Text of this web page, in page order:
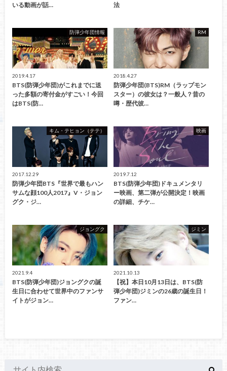
いる動画が話…
法
防弾少年団情報
2019.4.17
BTS(防弾少年団)がこれまでに送
った多額の寄付金がすごい！今回
はBTS(防…
RM
2018.4.27
防弾少年団(BTS)RM（ラップモン
スター）の彼女は？一般人？昔の
噂・歴代彼…
キム・テヒョン（テテ）
2017.12.29
防弾少年団BTS『世界で最もハン
サムな顔100人2017』V・ジョン
グク・ジ…
映画
2019.7.12
BTS(防弾少年団)ドキュメンタリ
ー映画、第二弾が公開決定！映画
の詳細、チケ…
ジョングク
2021.9.4
BTS(防弾少年団)ジョングクの誕
生日に合わせて世界中のファンサ
イトがジョン…
ジミン
2021.10.13
【祝】本日10月13日は、BTS(防
弾少年団)ジミンの26歳の誕生日！
ファン…